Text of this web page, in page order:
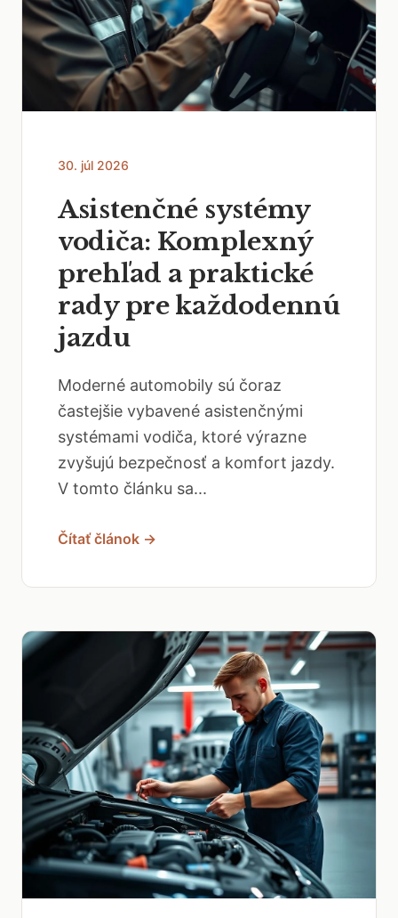
30. júl 2026
Asistenčné systémy
vodiča: Komplexný
prehľad a praktické
rady pre každodennú
jazdu
Moderné automobily sú čoraz
častejšie vybavené asistenčnými
systémami vodiča, ktoré výrazne
zvyšujú bezpečnosť a komfort jazdy.
V tomto článku sa...
Čítať článok →